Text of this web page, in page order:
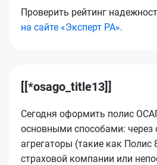
Проверить рейтинг
на сайте «Эксперт РА».
[[*osago_title13]]
Сегодня оформить полис
основными способами: через
агрегаторы (такие как Полис
страховой компании или